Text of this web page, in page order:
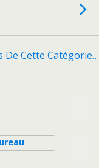
De Cette Catégorie…